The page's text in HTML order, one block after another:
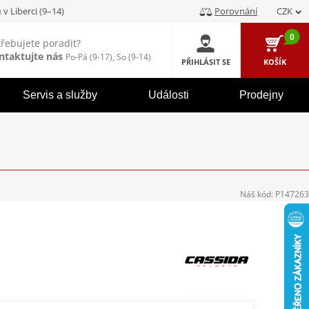
v Liberci (9–14) Porovnání CZK
poradit?
nás Po-Pá (9-17), So (9-14) PŘIHLÁSIT SE
0
KOŠÍK
Servis a služby Události Prodejny
Náš kód: P147263